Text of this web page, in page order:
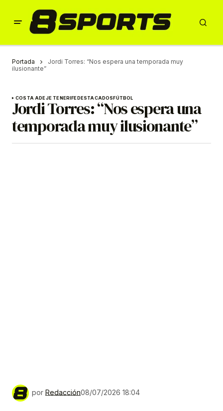
Portada
Jordi Torres: “Nos espera una temporada muy
ilusionante”
COSTA ADEJE TENERIFEDESTACADOSFÚTBOL
Jordi Torres: “Nos espera una
temporada muy ilusionante”
por Redacción08/07/2026 18:04